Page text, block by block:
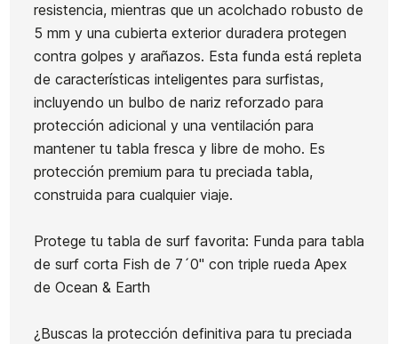
resistencia, mientras que un acolchado robusto de
5 mm y una cubierta exterior duradera protegen
contra golpes y arañazos. Esta funda está repleta
de características inteligentes para surfistas,
incluyendo un bulbo de nariz reforzado para
protección adicional y una ventilación para
mantener tu tabla fresca y libre de moho. Es
protección premium para tu preciada tabla,
construida para cualquier viaje.
Protege tu tabla de surf favorita: Funda para tabla
de surf corta Fish de 7´0" con triple rueda Apex
de Ocean & Earth
¿Buscas la protección definitiva para tu preciada
Ean13 21104579
Tabla
Quiksilver
Mini Ripper
5,6
Tabla
Summer
Vibes Fish
Blue 6,4
5Q
Futures
Tabla
Summer
Vibes Fish
Blue 6,6
5Q
Futures
Tabla
Summer
Vibes
Discus 6,6
3Q
Futures
450,00 €
No hay características para comparar